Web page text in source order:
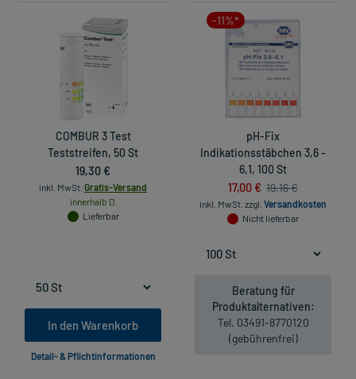
COMBUR 3 Test
Teststreifen, 50 St
19,30 €
inkl. MwSt. Gratis-Versand
innerhalb D.
Lieferbar
In den Warenkorb
Detail- & Pflichtinformationen
-11%*
pH-Fix
Indikationsstäbchen 3,6 -
6,1, 100 St
17,00 € 19,16 €
inkl. MwSt. zzgl. Versandkosten
Nicht lieferbar
Beratung für
Produktalternativen:
Tel. 03491-8770120
(gebührenfrei)